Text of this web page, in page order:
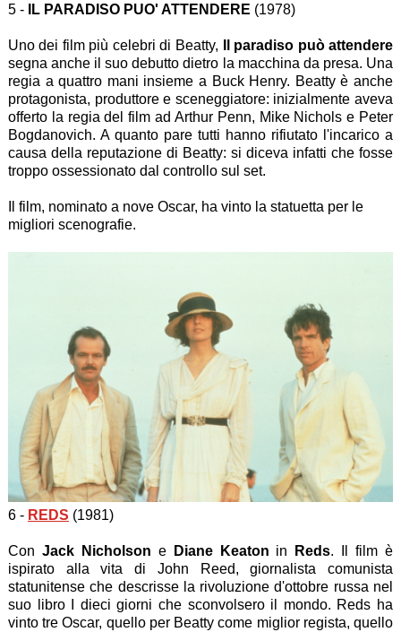
5 - IL PARADISO PUO' ATTENDERE (1978)
Uno dei film più celebri di Beatty,
Il paradiso può attendere
segna anche il suo debutto dietro la macchina da presa. Una
regia a quattro mani insieme a Buck Henry. Beatty è anche
protagonista, produttore e sceneggiatore: inizialmente aveva
offerto la regia del film ad Arthur Penn, Mike Nichols e Peter
Bogdanovich. A quanto pare tutti hanno rifiutato l'incarico a
causa della reputazione di Beatty: si diceva infatti che fosse
troppo ossessionato dal controllo sul set.
Il film, nominato a nove Oscar, ha vinto la statuetta per le
migliori scenografie.
6 - REDS (1981)
Con Jack Nicholson e Diane Keaton in Reds. Il film è
ispirato alla vita di John Reed, giornalista comunista
statunitense che descrisse la rivoluzione d'ottobre russa nel
suo libro I dieci giorni che sconvolsero il mondo. Reds ha
vinto tre Oscar, quello per Beatty come miglior regista, quello